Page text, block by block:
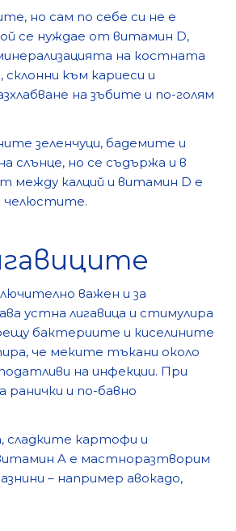
но сам по себе си не е
се нуждае от витамин D,
на костната
към кариеси и
на зъбите и по-голям
зеленчуци, бадемите и
слънце, но се съдържа и в
между калций и витамин D е
челюстите.
важен и за
устна лигавица и стимулира
бактериите и киселините
че меките тъкани около
на инфекции. При
и по-бавно
сладките картофи и
A е мастноразтворим
– например авокадо,